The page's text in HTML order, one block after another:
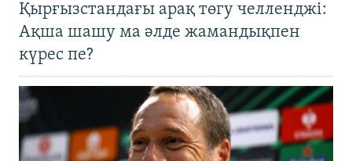
Қырғызстандағы арақ төгу челленджі:
Ақша шашу ма әлде жамандықпен
күрес пе?